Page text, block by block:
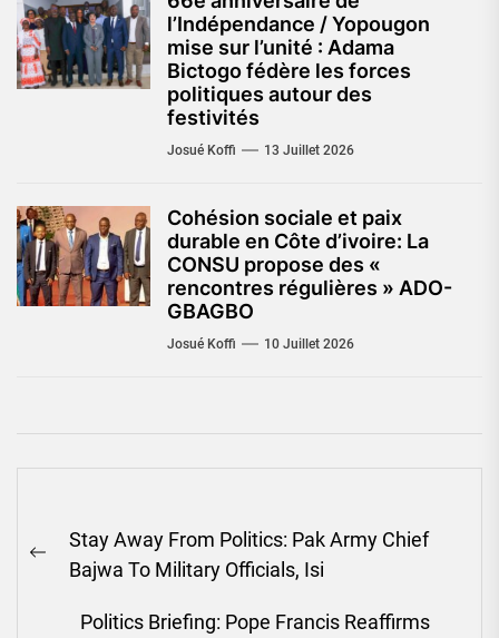
l’Indépendance / Yopougon
mise sur l’unité : Adama
Bictogo fédère les forces
politiques autour des
festivités
Josué Koffi 13 Juillet 2026
Cohésion sociale et paix
durable en Côte d’ivoire: La
CONSU propose des «
rencontres régulières » ADO-
GBAGBO
Josué Koffi 10 Juillet 2026
de
l’article
Previous
Stay Away From Politics: Pak Army Chief
Bajwa To Military Officials, Isi
Politics Briefing: Pope Francis Reaffirms